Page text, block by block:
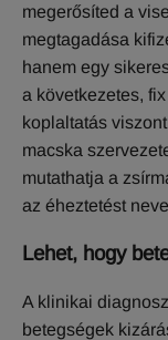
megerősíted a
megtagadása
hanem egy
a következetes,
koplaltatás
macska
mutathatja a
az éheztetést
Lehet, hogy
A klinikai
betegségek